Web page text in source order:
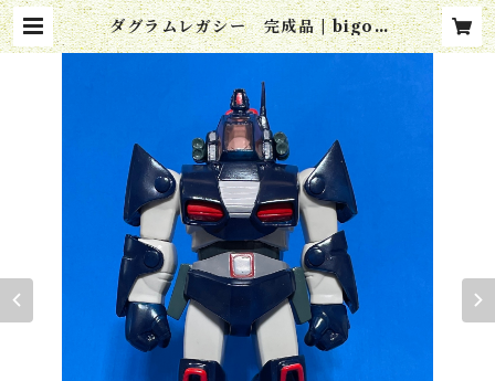
ダグラムレガシー 完成品 | bigon
ecraft